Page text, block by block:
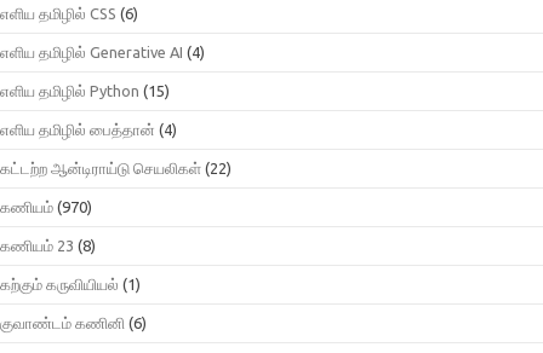
எளிய தமிழில் CSS (6)
எளிய தமிழில் Generative AI (4)
எளிய தமிழில் Python (15)
எளிய தமிழில் பைத்தான் (4)
கட்டற்ற ஆன்டிராய்டு செயலிகள் (22)
கணியம் (970)
கணியம் 23 (8)
கற்கும் கருவியியல் (1)
குவாண்டம் கணினி (6)